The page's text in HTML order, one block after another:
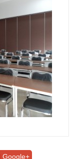
Google+